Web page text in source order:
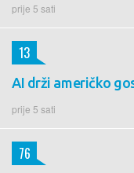
prije 5 sati
AI drži američko
prije 5 sati
13
76